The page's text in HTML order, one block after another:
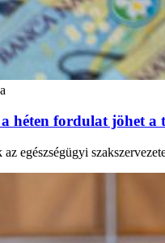
a héten fordulat jöhet a
egészségügyi